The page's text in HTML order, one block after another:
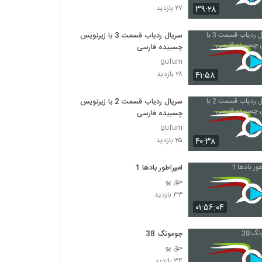
هفتم
۱,۰۱۹ بازدید
سریال کره ای ( افسانه اوک نیو )قسمت سی و
هشتم
سریال کره ای ( افسانه اوک نیو )قسمت 45
سریال کره (افسانه اوک نیو) قسمت 46
۶۵۷ بازدید
سریال (افسانه جومونگ) قسمت هفتاد و پنجم
۶۳۱ بازدید
۳۹:۲۸
۲۷ بازدید
۴۱:۵۸
سریال ردیاب قسمت 3 با زیرنویس
چسبیده فارسی
gufum
۲۸ بازدید
۴۰:۳۸
سریال ردیاب قسمت 2 با زیرنویس
چسبیده فارسی
gufum
۲۵ بازدید
۰۱:۵۶:۰۴
امپراطور بادها 1
حق پو
۳۳ بازدید
جومونگ 38
حق پو